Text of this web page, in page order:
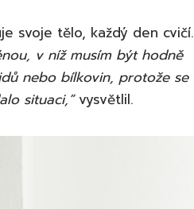
svoje tělo, každý den cvičí.
v níž musím být hodně
nebo bílkovin, protože se
situaci,”vysvětlil.